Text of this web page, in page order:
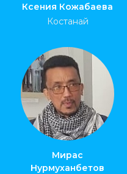
Ксения Кожабаева
Костанай
Мирас
Нурмуханбетов